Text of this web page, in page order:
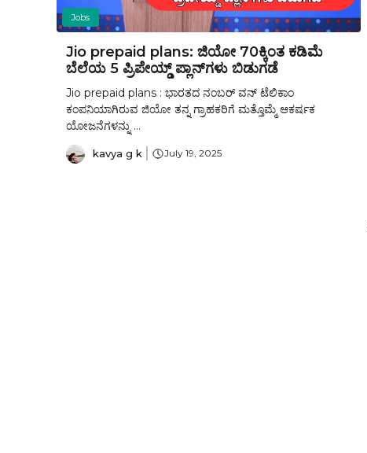
Jobs
Jio prepaid plans: ಜಿಯೋ ₹70ಕ್ಕಿಂತ ಕಡಿಮೆ
ಬೆಲೆಯ 5 ಪ್ರಿಪೇಯ್ಡ್ ಪ್ಲಾನ್‌ಗಳು ಬಿಡುಗಡೆ
Jio prepaid plans : ಭಾರತದ ನಂಬರ್ ವನ್ ಟೆಲಿಕಾಂ
ಕಂಪನಿಯಾಗಿರುವ ಜಿಯೋ ತನ್ನ ಗ್ರಾಹಕರಿಗೆ ಮತ್ತೊಮ್ಮೆ ಆಕರ್ಷಕ
ಯೋಜನೆಗಳನ್ನು ...
kavya g k July 19, 2025